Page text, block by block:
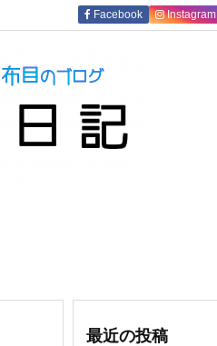
Facebook Instagram
最近の投稿